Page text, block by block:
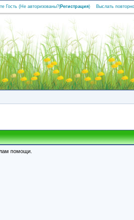
Гость (Не авторизованы? Регистрация) Выслать
помощи.